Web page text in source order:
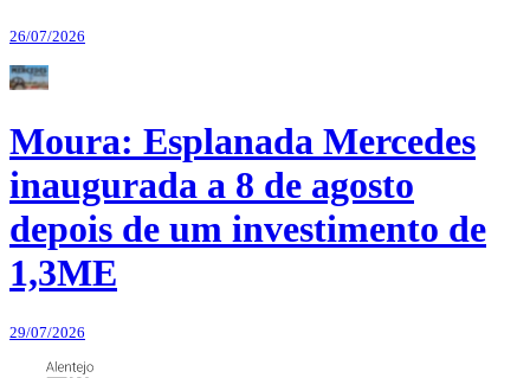
26/07/2026
Moura: Esplanada Mercedes
inaugurada a 8 de agosto
depois de um investimento de
1,3ME
29/07/2026